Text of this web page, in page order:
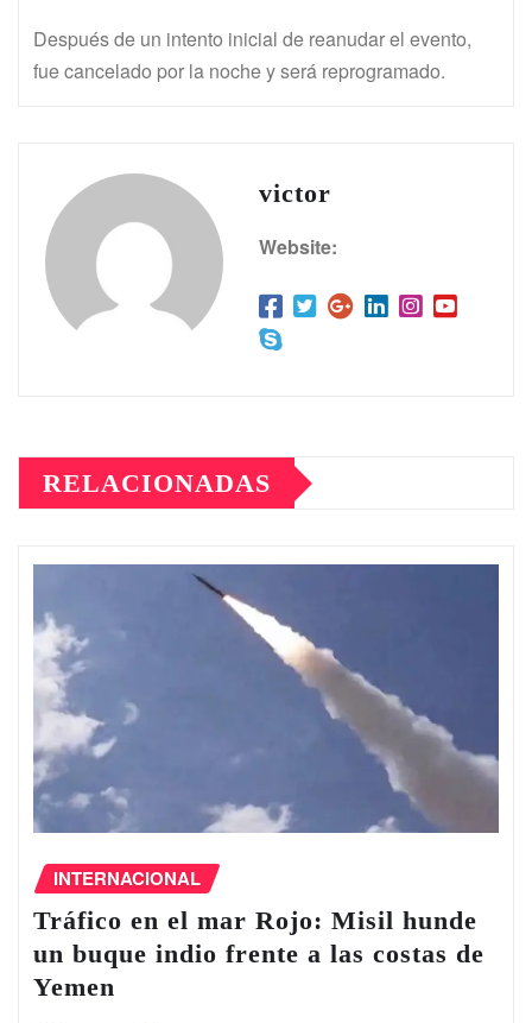
Después de un intento inicial de reanudar el evento,
fue cancelado por la noche y será reprogramado.
victor
Website:
RELACIONADAS
INTERNACIONAL
Tráfico en el ‌mar Rojo: Misil hunde
un buque indio frente a las costas de
Yemen